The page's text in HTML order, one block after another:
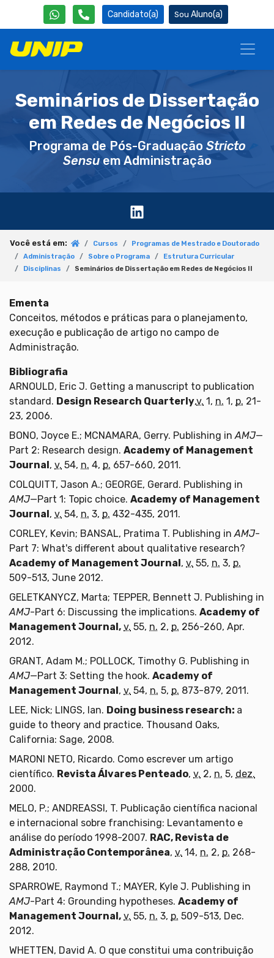
Candidato(a) Aluno(a)
Seminários de Dissertação
em Redes de Negócios II
Programa de Pós-Graduação Stricto
Sensuem Administração
Você está em: Cursos
Programas de Mestrado e Doutorado
Administração
Sobre o Programa
Estrutura Curricular
Disciplinas
Seminários de Dissertação em Redes de Negócios II
Ementa
Conceitos, métodos e práticas para o planejamento,
execução e publicação de artigo no campo de
Administração.
Bibliografia
ARNOULD, Eric J. Getting a manuscript to publication
standard. Design Research Quarterly,v. 1, n. 1, p. 21-
23, 2006.
BONO, Joyce E.; MCNAMARA, Gerry. Publishing in AMJ—
Part 2: Research design. Academy of Management
Journal, v. 54, n. 4, p. 657-660, 2011.
COLQUITT, Jason A.; GEORGE, Gerard. Publishing in
AMJ—Part 1: Topic choice. Academy of Management
Journal, v. 54, n. 3, p. 432-435, 2011.
CORLEY, Kevin; BANSAL, Pratima T. Publishing in AMJ-
Part 7: What's different about qualitative research?
Academy of Management Journal, v. 55, n. 3, p.
509-513, June 2012.
GELETKANYCZ, Marta; TEPPER, Bennett J. Publishing in
AMJ-Part 6: Discussing the implications. Academy of
Management Journal, v. 55, n. 2, p. 256-260, Apr.
2012.
GRANT, Adam M.; POLLOCK, Timothy G. Publishing in
AMJ—Part 3: Setting the hook. Academy of
Management Journal, v. 54, n. 5, p. 873-879, 2011.
LEE, Nick; LINGS, Ian. Doing business research: a
guide to theory and practice. Thousand Oaks,
California: Sage, 2008.
MARONI NETO, Ricardo. Como escrever um artigo
científico. Revista Álvares Penteado, v. 2, n. 5, dez.
2000.
MELO, P.; ANDREASSI, T. Publicação científica nacional
e internacional sobre franchising: Levantamento e
análise do período 1998-2007. RAC, Revista de
Administração Contemporânea, v. 14, n. 2, p. 268-
288, 2010.
SPARROWE, Raymond T.; MAYER, Kyle J. Publishing in
AMJ-Part 4: Grounding hypotheses. Academy of
Management Journal, v. 55, n. 3, p. 509-513, Dec.
2012.
WHETTEN, David A. O que constitui uma contribuição